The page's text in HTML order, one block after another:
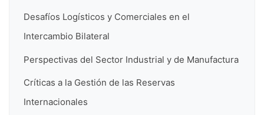
Desafíos Logísticos y Comerciales en el
Intercambio Bilateral
Perspectivas del Sector Industrial y de Manufactura
Críticas a la Gestión de las Reservas
Internacionales